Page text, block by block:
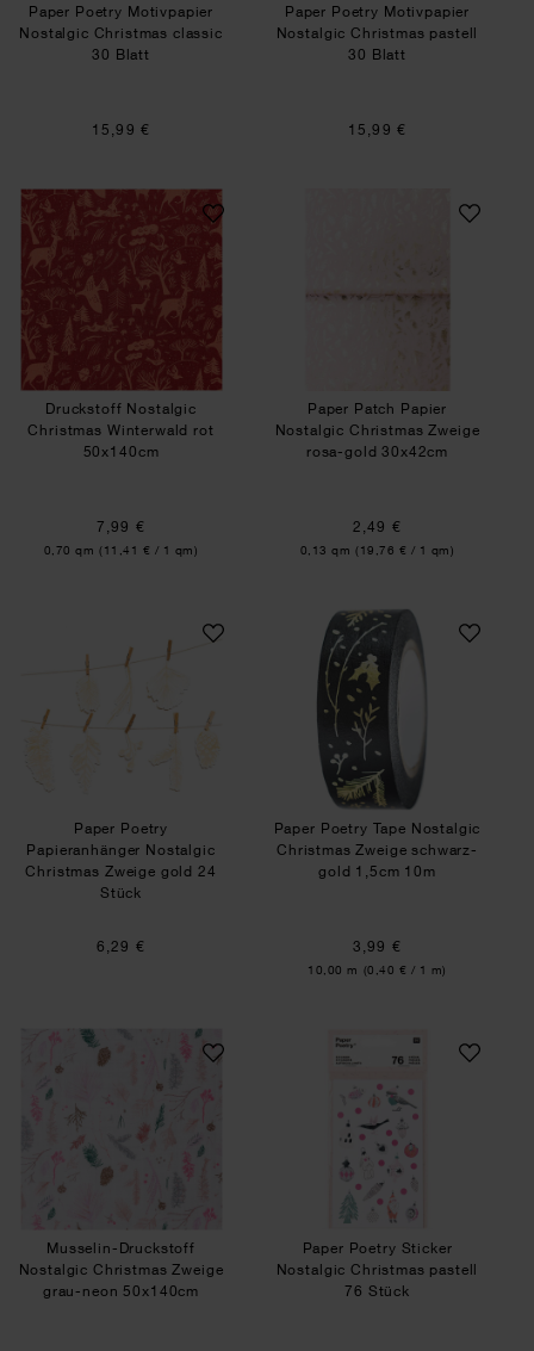
Paper Poetry Motivpapier
Nostalgic Christmas classic
30 Blatt
15,99 €
Paper Poetry Motivpapier
Nostalgic Christmas pastell
30 Blatt
15,99 €
Druckstoff Nostalgic Christmas Winterwald rot
Druckstoff Nostalgic
Christmas Winterwald rot
50x140cm
7,99 €
Inhalt:
0,70 qm (11,41 € / 1 qm)
Paper Patch
Paper Patch Papier
Nostalgic Christmas Zweige
rosa-gold 30x42cm
2,49 €
Inhalt:
0,13 qm (19,76 € / 1 qm)
Paper Poetry Papieranhänger Nostalgic
Paper Poetry
Papieranhänger Nostalgic
Christmas Zweige gold 24
Stück
6,29 €
Paper Poetry
Paper Poetry Tape Nostalgic
Christmas Zweige schwarz-
gold 1,5cm 10m
3,99 €
Inhalt:
10,00 m (0,40 € / 1 m)
Musselin-Druckstoff Nostalgic Christmas
Musselin-Druckstoff
Nostalgic Christmas Zweige
grau-neon 50x140cm
Paper Poetry
Paper Poetry Sticker
Nostalgic Christmas pastell
76 Stück